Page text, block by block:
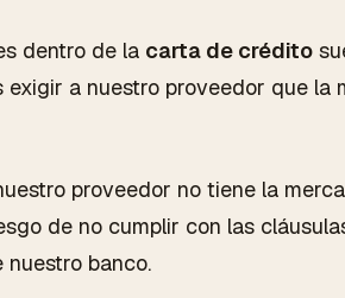
dentro de la carta de crédito
exigir a nuestro proveedor que la
proveedor no tiene la
de no cumplir con las
banco.